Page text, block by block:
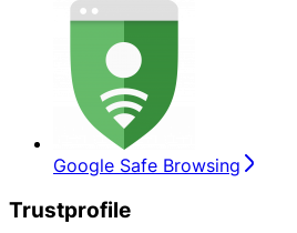
Google Safe Browsing
Trustprofile